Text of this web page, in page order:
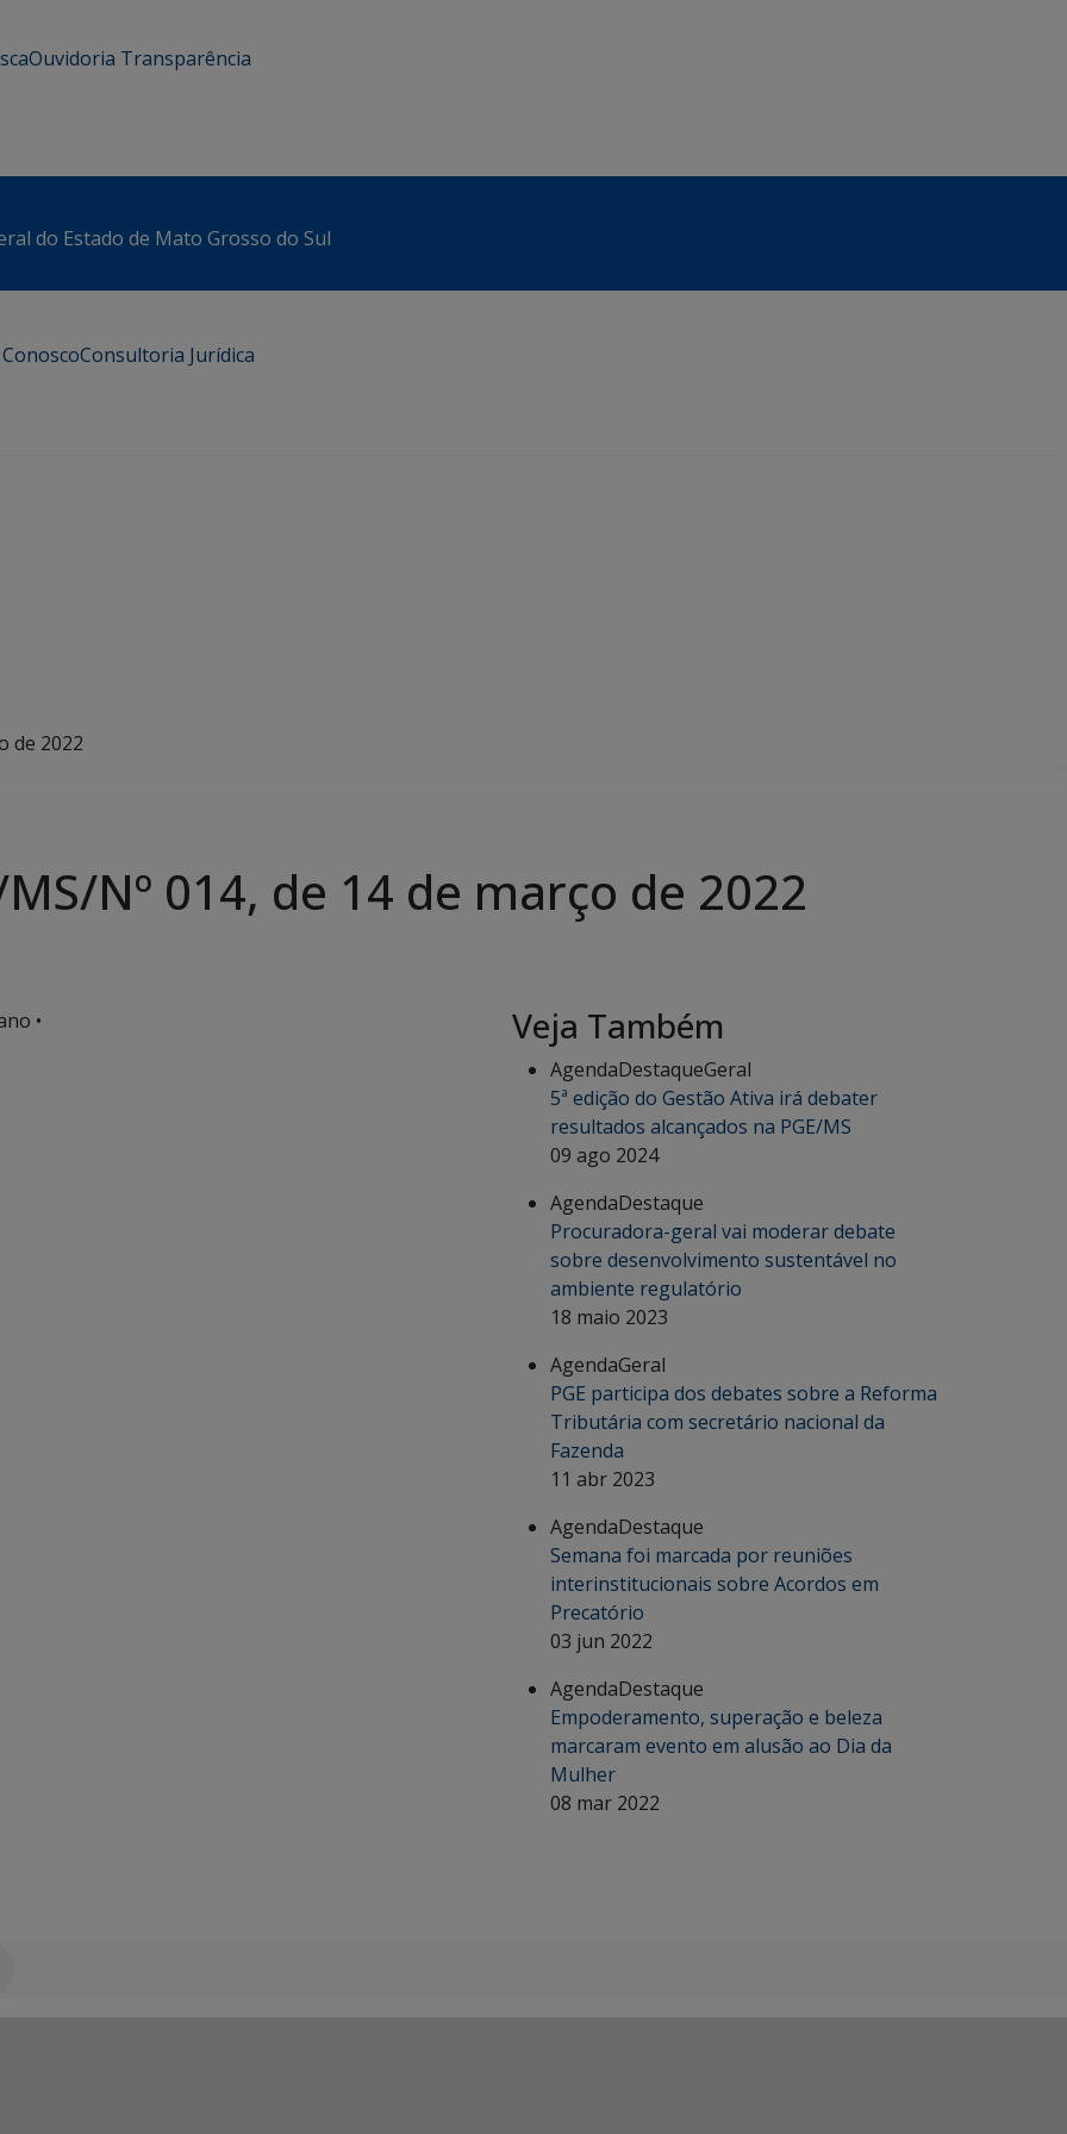
Ouvidoria Transparência
do Estado de Mato Grosso do Sul
Consultoria Jurídica
de 2022
MS/Nº 014, de 14 de março de 2022
•
Veja Também
AgendaDestaqueGeral
5ª edição do Gestão Ativa irá debater
resultados alcançados na PGE/MS
09 ago 2024
AgendaDestaque
Procuradora-geral vai moderar debate
sobre desenvolvimento sustentável no
ambiente regulatório
18 maio 2023
AgendaGeral
PGE participa dos debates sobre a Reforma
Tributária com secretário nacional da
Fazenda
11 abr 2023
AgendaDestaque
Semana foi marcada por reuniões
interinstitucionais sobre Acordos em
Precatório
03 jun 2022
AgendaDestaque
Empoderamento, superação e beleza
marcaram evento em alusão ao Dia da
Mulher
08 mar 2022